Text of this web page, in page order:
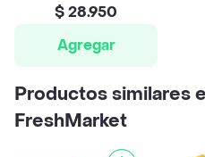
$ 28.950
Agregar
Productos similares
FreshMarket